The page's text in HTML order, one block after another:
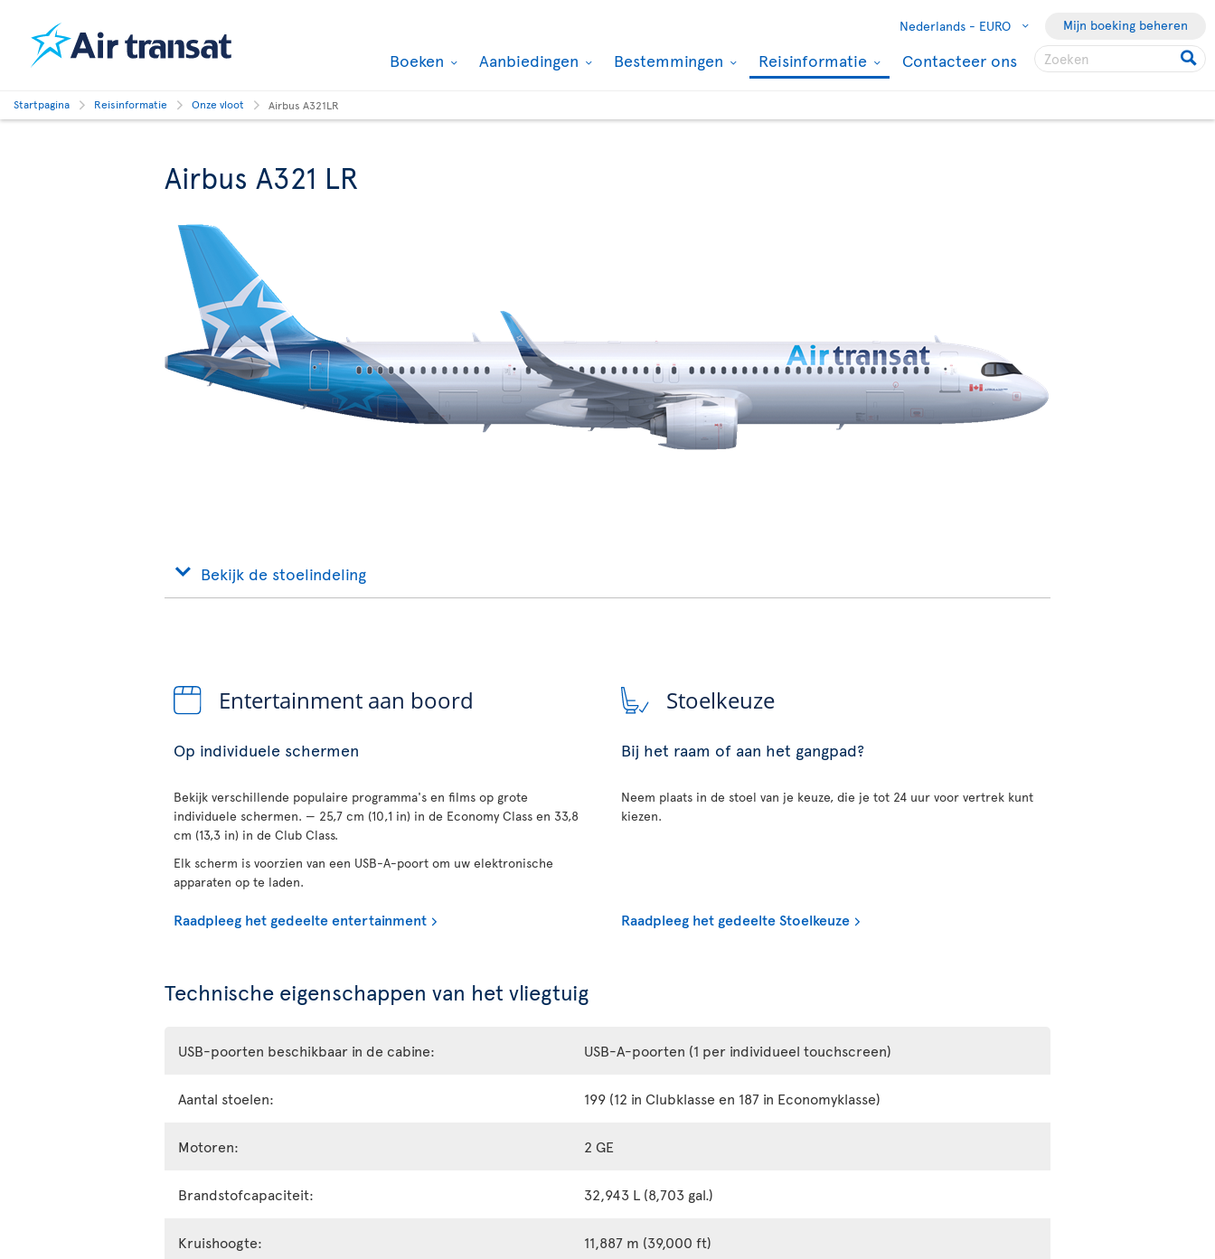
Nederlands - EURO Mijn boeking beheren
Boeken Aanbiedingen Bestemmingen Reisinformatie Contacteer ons
Startpagina Reisinformatie Onze vloot Airbus A321LR
Airbus A321 LR
Bekijk de stoelindeling
Entertainment aan boord
Op individuele schermen
Bekijk verschillende populaire programma's en films op grote
individuele schermen. — 25,7 cm (10,1 in) in de Economy Class en 33,8
cm (13,3 in) in de Club Class.
Elk scherm is voorzien van een USB-A-poort om uw elektronische
apparaten op te laden.
Raadpleeg het gedeelte entertainment
Stoelkeuze
Bij het raam of aan het gangpad?
Neem plaats in de stoel van je keuze, die je tot 24 uur voor vertrek kunt
kiezen.
Raadpleeg het gedeelte Stoelkeuze
Technische eigenschappen van het vliegtuig
USB-poorten beschikbaar in de cabine: USB-A-poorten (1 per individueel touchscreen)
Aantal stoelen: 199 (12 in Clubklasse en 187 in Economyklasse)
Motoren: 2 GE
Brandstofcapaciteit: 32,943 L (8,703 gal.)
Kruishoogte: 11,887 m (39,000 ft)